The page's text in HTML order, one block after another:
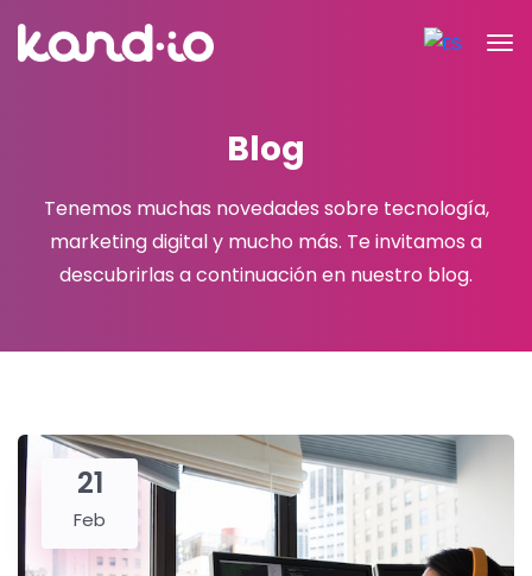
Blog
Tenemos muchas novedades sobre tecnología,
marketing digital y mucho más. Te invitamos a
descubrirlas a continuación en nuestro blog.
21
Feb